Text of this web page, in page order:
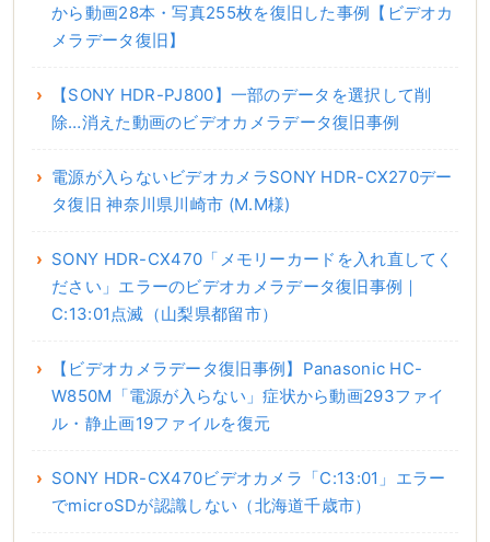
から動画28本・写真255枚を復旧した事例【ビデオカ
メラデータ復旧】
【SONY HDR-PJ800】一部のデータを選択して削
除…消えた動画のビデオカメラデータ復旧事例
電源が入らないビデオカメラSONY HDR-CX270デー
タ復旧 神奈川県川崎市 (M.M様)
SONY HDR-CX470「メモリーカードを入れ直してく
ださい」エラーのビデオカメラデータ復旧事例｜
C:13:01点滅（山梨県都留市）
【ビデオカメラデータ復旧事例】Panasonic HC-
W850M「電源が入らない」症状から動画293ファイ
ル・静止画19ファイルを復元
SONY HDR-CX470ビデオカメラ「C:13:01」エラー
でmicroSDが認識しない（北海道千歳市）